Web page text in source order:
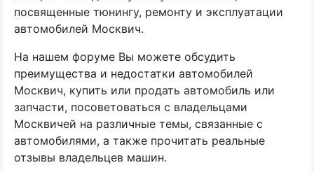
посвященные тюнингу, ремонту и эксплуатации
автомобилей Москвич.
На нашем форуме Вы можете обсудить
преимущества и недостатки автомобилей
Москвич, купить или продать автомобиль или
запчасти, посоветоваться с владельцами
Москвичей на различные темы, связанные с
автомобилями, а также прочитать реальные
отзывы владельцев машин.